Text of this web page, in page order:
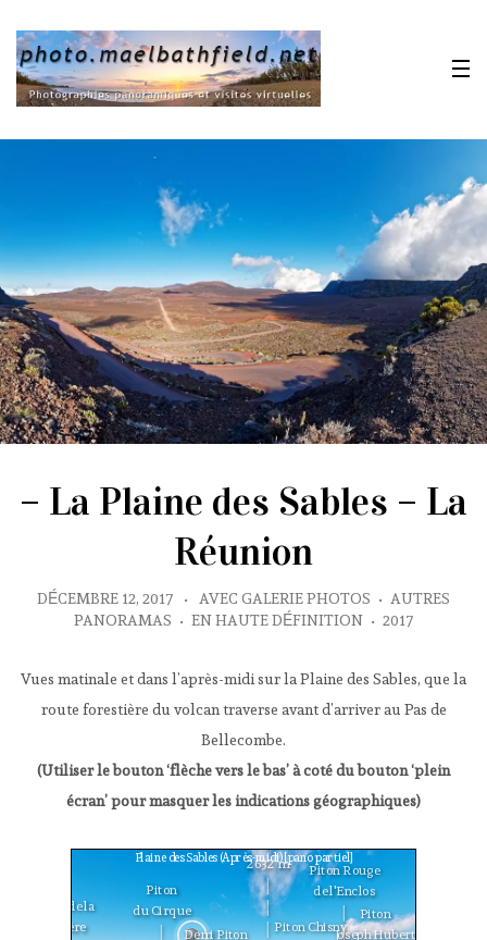
– La Plaine des Sables – La
Réunion
DÉCEMBRE 12, 2017 • AVEC GALERIE PHOTOS • AUTRES
PANORAMAS • EN HAUTE DÉFINITION • 2017
Vues matinale et dans l’après-midi sur la Plaine des Sables, que la
route forestière du volcan traverse avant d’arriver au Pas de
Bellecombe.
(Utiliser le bouton ‘flèche vers le bas’ à coté du bouton ‘plein
écran’ pour masquer les indications géographiques)